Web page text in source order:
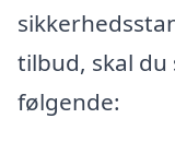
tilbud, skal
følgende: